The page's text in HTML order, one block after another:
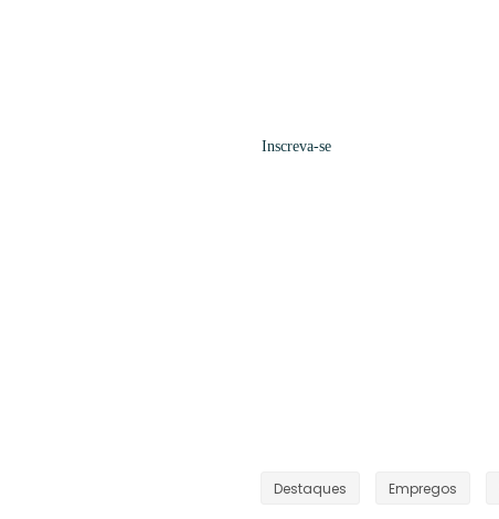
Inscreva-se
Destaques Empregos